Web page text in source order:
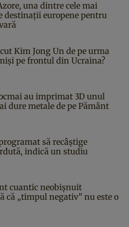
una dintre cele mai
destinații europene pentru
Kim Jong Un de pe urma
pe frontul din Ucraina?
au imprimat 3D unul
dure metale de pe Pământ
să recâștige
indică un studiu
cuantic neobișnuit
că „timpul negativ” nu este o